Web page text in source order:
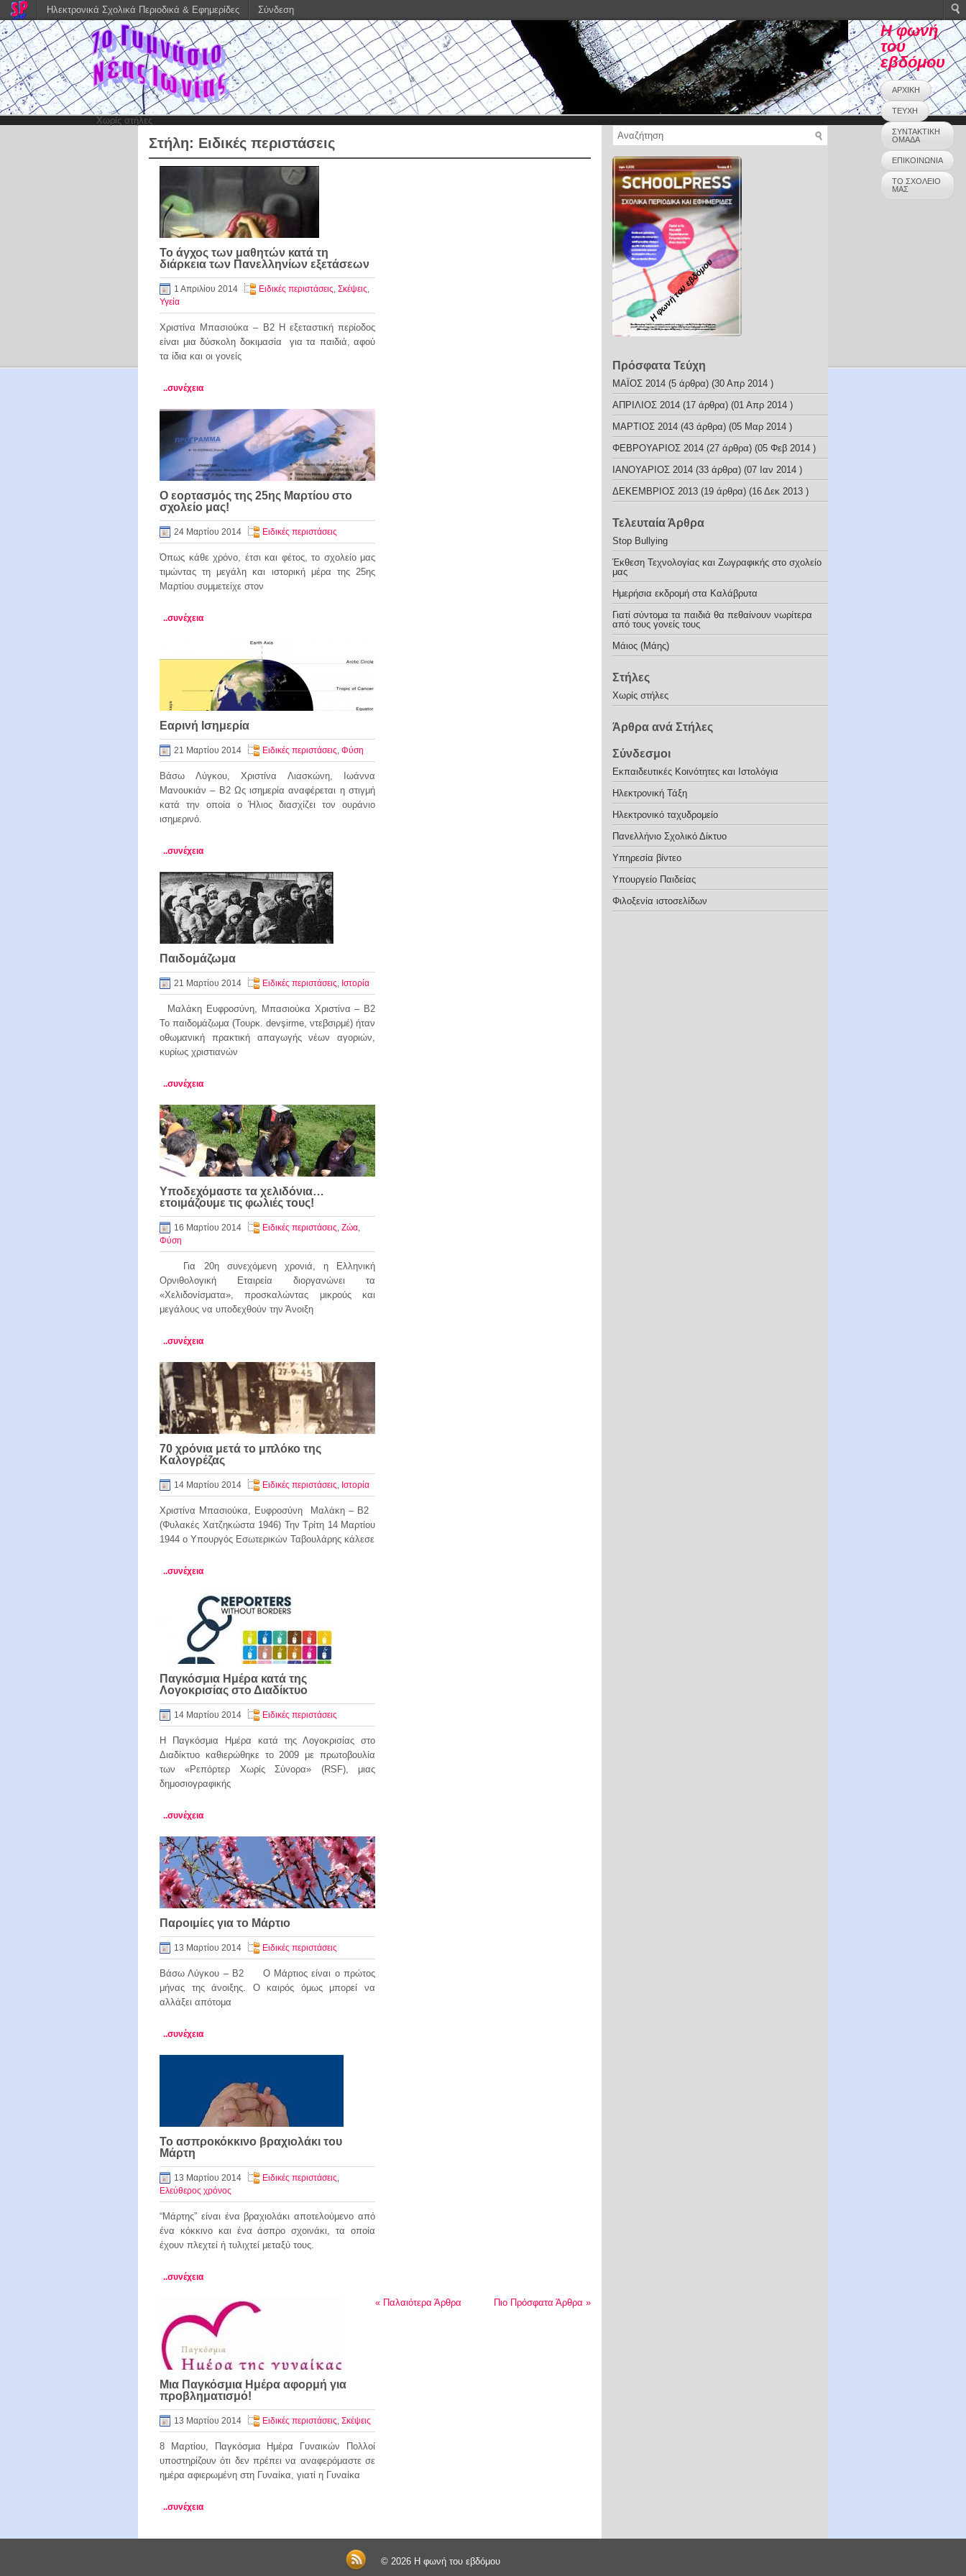
Η φωνή
του
εβδόμου
ΑΡΧΙΚΗ
ΤΕΥΧΗ
ΣΥΝΤΑΚΤΙΚΗ
ΟΜΑΔΑ
ΕΠΙΚΟΙΝΩΝΙΑ
ΤΟ ΣΧΟΛΕΙΟ
ΜΑΣ
Χωρίς στήλες
Στήλη: Ειδικές περιστάσεις
Το άγχος των μαθητών κατά τη
διάρκεια των Πανελληνίων εξετάσεων
1 Απριλίου 2014 Ειδικές περιστάσεις, Σκέψεις,
Υγεία
Χριστίνα Μπασιούκα – Β2 Η εξεταστική περίοδος
είναι μια δύσκολη δοκιμασία για τα παιδιά, αφού
τα ίδια και οι γονείς
..συνέχεια
Ο εορτασμός της 25ης Μαρτίου στο
σχολείο μας!
24 Μαρτίου 2014 Ειδικές περιστάσεις
Όπως κάθε χρόνο, έτσι και φέτος, το σχολείο μας
τιμώντας τη μεγάλη και ιστορική μέρα της 25ης
Μαρτίου συμμετείχε στον
..συνέχεια
Εαρινή Ισημερία
21 Μαρτίου 2014 Ειδικές περιστάσεις, Φύση
Βάσω Λύγκου, Χριστίνα Λιασκώνη, Ιωάννα
Μανουκιάν – Β2 Ως ισημερία αναφέρεται η στιγμή
κατά την οποία ο Ήλιος διασχίζει τον ουράνιο
ισημερινό.
..συνέχεια
Παιδομάζωμα
21 Μαρτίου 2014 Ειδικές περιστάσεις, Ιστορία
Μαλάκη Ευφροσύνη, Μπασιούκα Χριστίνα – Β2
Το παιδομάζωμα (Τουρκ. devşirme, ντεβσιρμέ) ήταν
οθωμανική πρακτική απαγωγής νέων αγοριών,
κυρίως χριστιανών
..συνέχεια
Υποδεχόμαστε τα χελιδόνια…
ετοιμάζουμε τις φωλιές τους!
16 Μαρτίου 2014 Ειδικές περιστάσεις, Ζώα,
Φύση
Για 20η συνεχόμενη χρονιά, η Ελληνική
Ορνιθολογική Εταιρεία διοργανώνει τα
«Χελιδονίσματα», προσκαλώντας μικρούς και
μεγάλους να υποδεχθούν την Άνοιξη
..συνέχεια
70 χρόνια μετά το μπλόκο της
Καλογρέζας
14 Μαρτίου 2014 Ειδικές περιστάσεις, Ιστορία
Χριστίνα Μπασιούκα, Ευφροσύνη Μαλάκη – B2
(Φυλακές Χατζηκώστα 1946) Την Τρίτη 14 Μαρτίου
1944 ο Υπουργός Εσωτερικών Ταβουλάρης κάλεσε
..συνέχεια
Παγκόσμια Ημέρα κατά της
Λογοκρισίας στο Διαδίκτυο
14 Μαρτίου 2014 Ειδικές περιστάσεις
Η Παγκόσμια Ημέρα κατά της Λογοκρισίας στο
Διαδίκτυο καθιερώθηκε το 2009 με πρωτοβουλία
των «Ρεπόρτερ Χωρίς Σύνορα» (RSF), μιας
δημοσιογραφικής
..συνέχεια
Παροιμίες για το Μάρτιο
13 Μαρτίου 2014 Ειδικές περιστάσεις
Βάσω Λύγκου – Β2 Ο Μάρτιος είναι ο πρώτος
μήνας της άνοιξης. Ο καιρός όμως μπορεί να
αλλάξει απότομα
..συνέχεια
Το ασπροκόκκινο βραχιολάκι του
Μάρτη
13 Μαρτίου 2014 Ειδικές περιστάσεις,
Ελεύθερος χρόνος
“Μάρτης” είναι ένα βραχιολάκι αποτελούμενο από
ένα κόκκινο και ένα άσπρο σχοινάκι, τα οποία
έχουν πλεχτεί ή τυλιχτεί μεταξύ τους.
..συνέχεια
Μια Παγκόσμια Ημέρα αφορμή για
προβληματισμό!
13 Μαρτίου 2014 Ειδικές περιστάσεις, Σκέψεις
8 Μαρτίου, Παγκόσμια Ημέρα Γυναικών Πολλοί
υποστηρίζουν ότι δεν πρέπει να αναφερόμαστε σε
ημέρα αφιερωμένη στη Γυναίκα, γιατί η Γυναίκα
..συνέχεια
« Παλαιότερα Άρθρα Πιο Πρόσφατα Άρθρα »
Η φωνή του εβδόμου
Πρόσφατα Τεύχη
ΜΑΪΟΣ 2014 (5 άρθρα) (30 Απρ 2014 )
ΑΠΡΙΛΙΟΣ 2014 (17 άρθρα) (01 Απρ 2014 )
ΜΑΡΤΙΟΣ 2014 (43 άρθρα) (05 Μαρ 2014 )
ΦΕΒΡΟΥΑΡΙΟΣ 2014 (27 άρθρα) (05 Φεβ 2014 )
ΙΑΝΟΥΑΡΙΟΣ 2014 (33 άρθρα) (07 Ιαν 2014 )
ΔΕΚΕΜΒΡΙΟΣ 2013 (19 άρθρα) (16 Δεκ 2013 )
Τελευταία Άρθρα
Stop Bullying
Έκθεση Τεχνολογίας και Ζωγραφικής στο σχολείο
μας
Ημερήσια εκδρομή στα Καλάβρυτα
Γιατί σύντομα τα παιδιά θα πεθαίνουν νωρίτερα
από τους γονείς τους
Μάιος (Μάης)
Στήλες
Χωρίς στήλες
Άρθρα ανά Στήλες
Σύνδεσμοι
Εκπαιδευτικές Κοινότητες και Ιστολόγια
Ηλεκτρονική Τάξη
Ηλεκτρονικό ταχυδρομείο
Πανελλήνιο Σχολικό Δίκτυο
Υπηρεσία βίντεο
Υπουργείο Παιδείας
Φιλοξενία ιστοσελίδων
© 2026 Η φωνή του εβδόμου
Ηλεκτρονικά Σχολικά Περιοδικά & Εφημερίδες Σύνδεση